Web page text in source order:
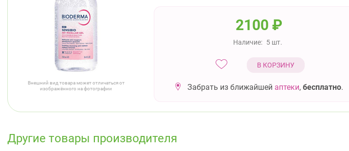
Внешний вид товара может отличаться от
изображённого на фотографии
2100 ₽
Наличие: 5 шт.
В КОРЗИНУ
Забрать из ближайшей аптеки, бесплатно.
Другие товары производителя